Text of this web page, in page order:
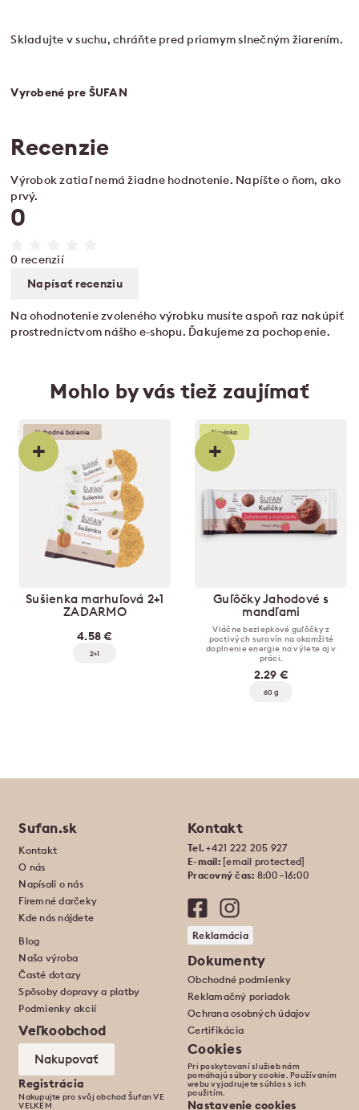
Skladujte v suchu, chráňte pred priamym slnečným žiarením.
Vyrobené pre ŠUFAN
Recenzie
Výrobok zatiaľ nemá žiadne hodnotenie. Napíšte o ňom, ako
prvý.
0
0 recenzií
Napísať recenziu
Na ohodnotenie zvoleného výrobku musíte aspoň raz nakúpiť
prostredníctvom nášho e-shopu. Ďakujeme za pochopenie.
Mohlo by vás tiež zaujímať
+
Výhodné balenie
Sušienka marhuľová 2+1
ZADARMO
4.58 €
2+1
+
Novinka
Guľôčky Jahodové s
mandľami
Vláčne bezlepkové guľôčky z
poctivých surovín na okamžité
doplnenie energie na výlete aj v
práci.
2.29 €
60 g
Sufan.sk
Kontakt
O nás
Napísali o nás
Firemné darčeky
Kde nás nájdete
Blog
Naša výroba
Časté dotazy
Spôsoby dopravy a platby
Podmienky akcií
Veľkoobchod
Nakupovať
Registrácia
Nakupujte pro svůj obchod Šufan VE
VELKÉM
Kontakt
Tel. +421 222 205 927
E-mail: [email protected]
Pracovný čas: 8:00–16:00
Reklamácia
Dokumenty
Obchodné podmienky
Reklamačný poriadok
Ochrana osobných údajov
Certifikácia
Cookies
Pri poskytovaní služieb nám
pomáhajú súbory cookie. Používaním
webu vyjadrujete súhlas s ich
použitím.
Nastavenie cookies